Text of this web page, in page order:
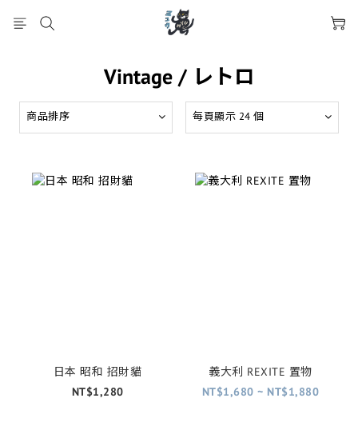
Vintage / レトロ
商品排序 每頁顯示 24 個
日本 昭和 招財貓
NT$1,280
義大利 REXITE 置物
NT$1,680 ~ NT$1,880